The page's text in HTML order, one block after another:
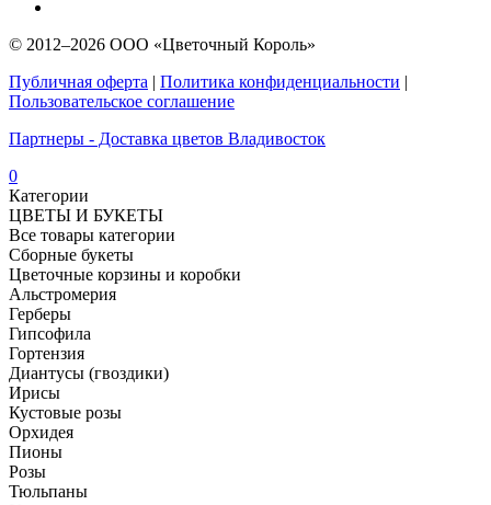
© 2012–2026 ООО «Цветочный Король»
Публичная оферта | Политика конфиденциальности |
Пользовательское соглашение
Партнеры - Доставка цветов Владивосток
0
Категории
ЦВЕТЫ И БУКЕТЫ
Все товары категории
Сборные букеты
Цветочные корзины и коробки
Альстромерия
Герберы
Гипсофила
Гортензия​
Диантусы (гвоздики)
Ирисы
Кустовые розы
Орхидея
Пионы
Розы
Тюльпаны